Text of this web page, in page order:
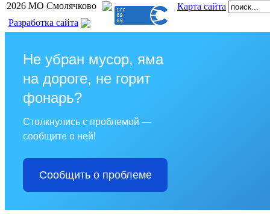
2026 МО Смолячково
Карта сайта
Разработка сайта
Не убран мусор, яма
на дороге, не горит
фонарь?
Столкнулись с проблемой —
сообщите о ней!
Сообщить о проблеме